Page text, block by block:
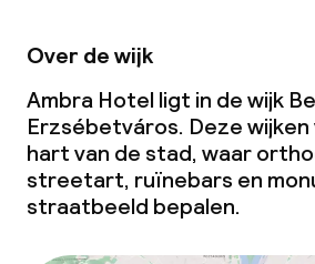
Over de wijk
Ambra Hotel ligt in de wijk
Erzsébetváros. Deze
hart van de stad, waar
streetart, ruïnebars en
straatbeeld bepalen.